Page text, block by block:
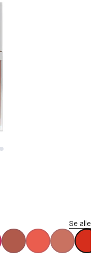
Se alle